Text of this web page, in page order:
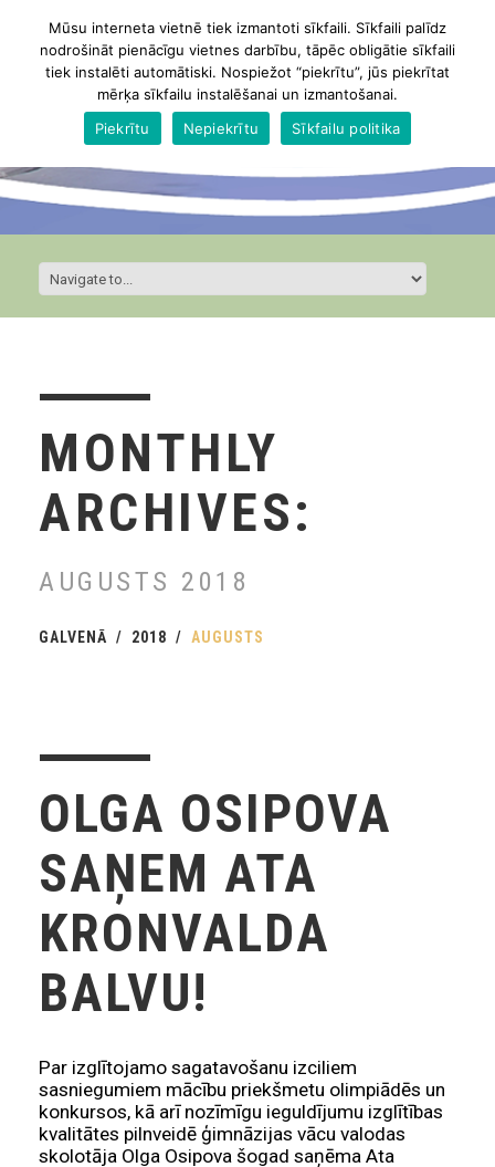
MONTHLY
ARCHIVES:
AUGUSTS 2018
GALVENĀ 2018 AUGUSTS
OLGA OSIPOVA
SAŅEM ATA
KRONVALDA
BALVU!
Par izglītojamo sagatavošanu izciliem
sasniegumiem mācību priekšmetu olimpiādēs un
konkursos, kā arī nozīmīgu ieguldījumu izglītības
kvalitātes pilnveidē ģimnāzijas vācu valodas
skolotāja Olga Osipova šogad saņēma Ata
Mūsu interneta vietnē tiek izmantoti sīkfaili. Sīkfaili palīdz
nodrošināt pienācīgu vietnes darbību, tāpēc obligātie sīkfaili
tiek instalēti automātiski. Nospiežot “piekrītu”, jūs piekrītat
mērķa sīkfailu instalēšanai un izmantošanai.
Piekrītu
Nepiekrītu Sīkfailu politika